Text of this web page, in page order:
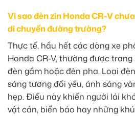
Vì sao đèn zin Honda CR-V
di chuyển đường trường?
Thực tế, hầu hết các dòng xe
Honda CR-V, thường được
đèn gầm hoặc đèn pha. Loại
sáng tương đối yếu, ánh sáng
hẹp. Điều này khiến người lái
vật cản, biển báo hay những